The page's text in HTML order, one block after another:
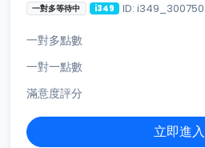
一對多等待中 i349 ID: i349_300750
一對多點數
一對一點數
滿意度評分
立即進入